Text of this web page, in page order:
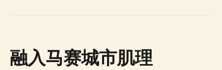
融入马赛城市肌理